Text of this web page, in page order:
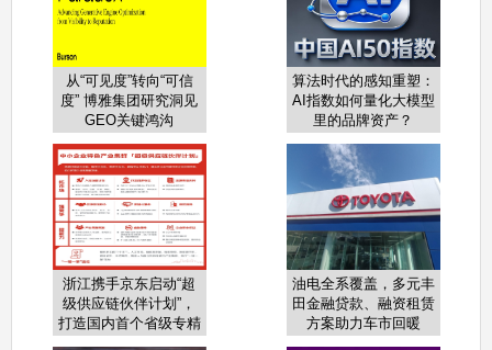
从“可见度”转向“可信
度” 博雅集团研究洞见
GEO关键鸿沟
算法时代的感知重塑：
AI指数如何量化大模型
里的品牌资产？
浙江携手京东启动“超
级供应链伙伴计划”，
打造国内首个省级专精
油电全系覆盖，多元丰
田金融贷款、融资租赁
方案助力车市回暖